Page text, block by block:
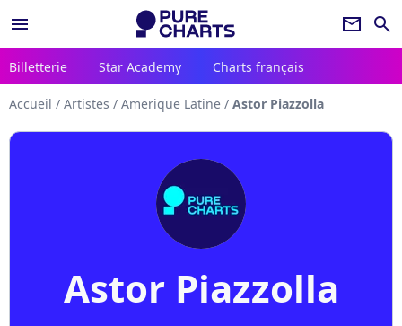
menu newsletter search
Billetterie Star Academy Charts français
Accueil / Artistes / Amerique Latine / Astor Piazzolla
Astor Piazzolla